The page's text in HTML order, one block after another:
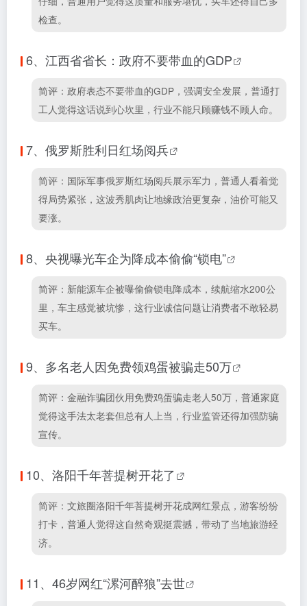
检查。
6、 江西省省长：政府不要带血的GDP
简评：政府表态不要带血的GDP，强调安全发展，普通打
工人觉得这话说到心坎里，行业不能只顾赚钱不顾人命。
7、 俄罗斯胜利日红场阅兵
简评：国际军事俄罗斯红场阅兵展示军力，普通人看着觉
得局势紧张，这波秀肌肉让地缘政治更复杂，油价可能又
要涨。
8、 央视曝光车企为降成本偷偷“锁电”
简评：新能源车企被曝偷偷锁电降成本，续航缩水200公
里，车主感觉被坑惨，这行业诚信问题让消费者不敢轻易
买车。
9、 多名老人因免费领鸡蛋被骗走50万
简评：金融诈骗团伙用免费鸡蛋骗走老人50万，普通家庭
觉得这手法太老套但总有人上当，行业监管还得加强防骗
宣传。
10、 洛阳千年菩提树开花了
简评：文旅圈洛阳千年菩提树开花成网红景点，游客纷纷
打卡，普通人觉得这自然奇观挺震撼，带动了当地旅游经
济。
11、 46岁网红“漯河醉狼”去世